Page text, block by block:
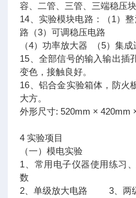
容、二管、三管、三端稳压块
14、实验模块电路：（1）
路（3）可调稳压电路
（4）功率放大器 （5）集成
15、全部信号的输入输出插
变色，接触良好。
16、铝合金实验箱体，防火
大方。
外形尺寸: 520mm × 420mm
4 实验项目
（一）模电实验
1、常用电子仪器使用练习
数
2、单级放大电路 3、